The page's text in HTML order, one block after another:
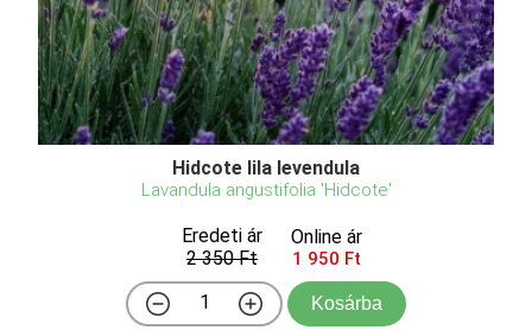
Hidcote lila levendula
Lavandula angustifolia 'Hidcote'
Eredeti ár
2 350 Ft
Online ár
1 950 Ft
Kosárba